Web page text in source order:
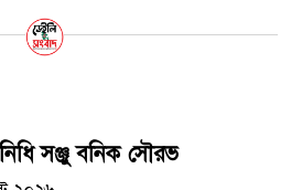
সঞ্জু বনিক সৌরভ